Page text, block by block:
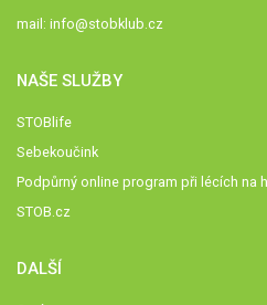
mail: info@stobklub.cz
NAŠE SLUŽBY
STOBlife
Sebekoučink
Podpůrný online program při lécích na
STOB.cz
DALŠÍ